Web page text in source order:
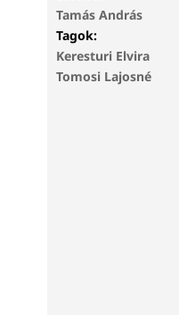
Tamás András
Tagok:
Keresturi Elvira
Tomosi Lajosné